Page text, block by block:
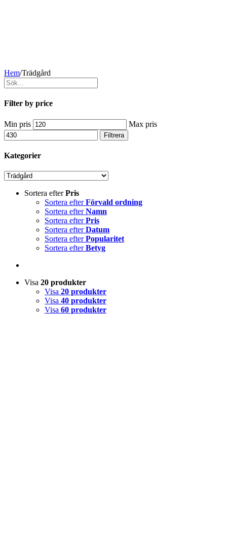
Hem/Trädgård
Filter by price
Min pris Max pris
Filtrera
Kategorier
Sortera efterPris
Sortera efterFörvald ordning
Sortera efterNamn
Sortera efterPris
Sortera efterDatum
Sortera efterPopularitet
Sortera efterBetyg
Visa 20 produkter
Visa 20 produkter
Visa 40 produkter
Visa 60 produkter